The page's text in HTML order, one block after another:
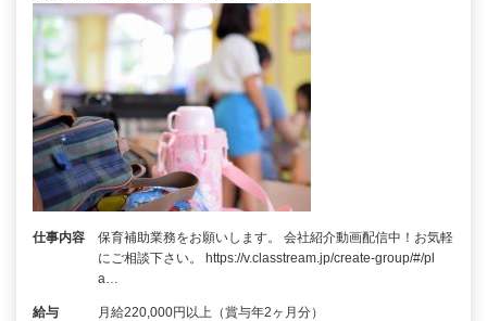
仕事内容
保育補助業務をお願いします。 会社紹介動画配信中！お気軽
にご相談下さい。 https://v.classtream.jp/create-group/#/pl
a…
給与 月給220,000円以上（賞与年2ヶ月分）